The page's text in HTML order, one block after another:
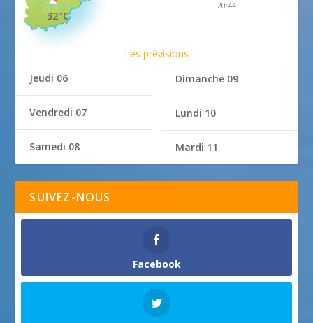
32°C
20:44
Les prévisions
Jeudi 06
Vendredi 07
Samedi 08
Dimanche 09
Lundi 10
Mardi 11
SUIVEZ-NOUS
Facebook